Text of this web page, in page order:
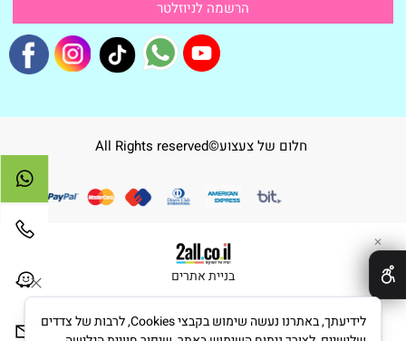
חלום של צעצוע©All Rights reserved
בניית אתרים
✕
לידיעתך, באתרנו נעשה שימוש בקבצי Cookies, לרבות של צדדים